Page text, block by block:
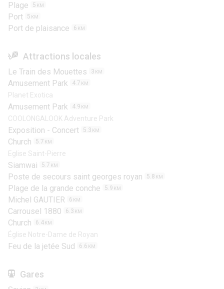
Plage
5 KM
Port 5 KM
Port de plaisance 6 KM
Attractions locales
Le Train des Mouettes 3 KM
Amusement Park 4.7 KM
Planet Exotica
Amusement Park 4.9 KM
COOLONGALOOK Adventure Park
Exposition - Concert 5.3 KM
Church 5.7 KM
Eglise Saint-Pierre
Siamwai 5.7 KM
Poste de secours saint georges royan 5.8 KM
Plage de la grande conche 5.9 KM
Michel GAUTIER 6 KM
Carrousel 1880 6.3 KM
Church 6.4 KM
Église Notre-Dame de Royan
Feu de la jetée Sud 6.6 KM
Gares